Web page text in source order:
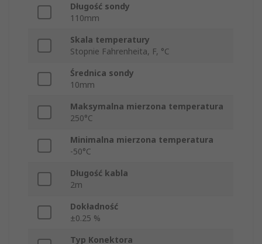
Długość sondy
110mm
Skala temperatury
Stopnie Fahrenheita, F, °C
Średnica sondy
10mm
Maksymalna mierzona temperatura
250°C
Minimalna mierzona temperatura
-50°C
Długość kabla
2m
Dokładność
±0.25 %
Typ Konektora